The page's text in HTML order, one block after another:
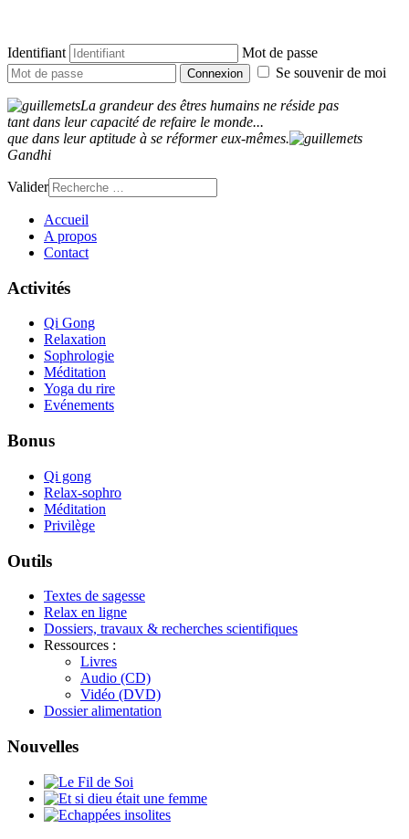
Identifiant Mot de passe
Connexion Se souvenir de moi
La grandeur des êtres humains ne réside pas
tant dans leur capacité de refaire le monde...
que dans leur aptitude à se réformer eux-mêmes.
Gandhi
Valider
Accueil
A propos
Contact
Activités
Qi Gong
Relaxation
Sophrologie
Méditation
Yoga du rire
Evénements
Bonus
Qi gong
Relax-sophro
Méditation
Privilège
Outils
Textes de sagesse
Relax en ligne
Dossiers, travaux & recherches scientifiques
Ressources :
Livres
Audio (CD)
Vidéo (DVD)
Dossier alimentation
Nouvelles